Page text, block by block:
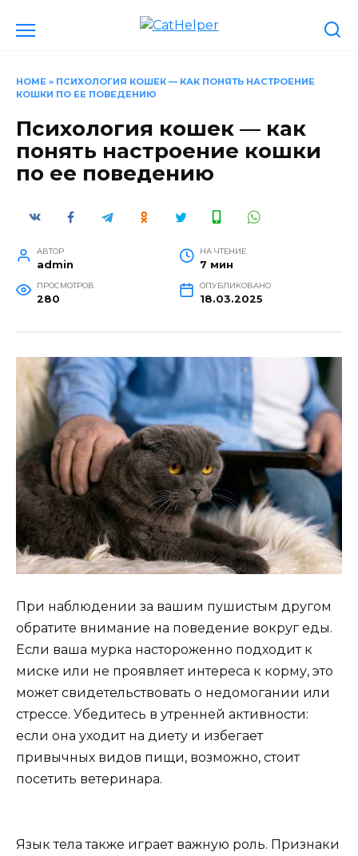
HOME » ПСИХОЛОГИЯ КОШЕК — КАК ПОНЯТЬ НАСТРОЕНИЕ
КОШКИ ПО ЕЕ ПОВЕДЕНИЮ
Психология кошек — как
понять настроение кошки
по ее поведению
АВТОР
admin
НА ЧТЕНИЕ
7 мин
ПРОСМОТРОВ
280
ОПУБЛИКОВАНО
18.03.2025
При наблюдении за вашим пушистым другом
обратите внимание на поведение вокруг еды.
Если ваша мурка настороженно подходит к
миске или не проявляет интереса к корму, это
может свидетельствовать о недомогании или
стрессе. Убедитесь в утренней активности:
если она уходит на диету и избегает
привычных видов пищи, возможно, стоит
посетить ветеринара.
Язык тела также играет важную роль. Признаки